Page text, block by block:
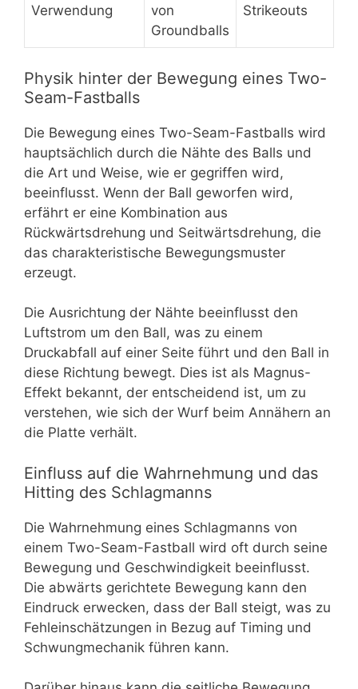
Verwendung
von
Groundballs
Strikeouts
Physik hinter der Bewegung eines Two-
Seam-Fastballs
Die Bewegung eines Two-Seam-Fastballs wird
hauptsächlich durch die Nähte des Balls und
die Art und Weise, wie er gegriffen wird,
beeinflusst. Wenn der Ball geworfen wird,
erfährt er eine Kombination aus
Rückwärtsdrehung und Seitwärtsdrehung, die
das charakteristische Bewegungsmuster
erzeugt.
Die Ausrichtung der Nähte beeinflusst den
Luftstrom um den Ball, was zu einem
Druckabfall auf einer Seite führt und den Ball in
diese Richtung bewegt. Dies ist als Magnus-
Effekt bekannt, der entscheidend ist, um zu
verstehen, wie sich der Wurf beim Annähern an
die Platte verhält.
Einfluss auf die Wahrnehmung und das
Hitting des Schlagmanns
Die Wahrnehmung eines Schlagmanns von
einem Two-Seam-Fastball wird oft durch seine
Bewegung und Geschwindigkeit beeinflusst.
Die abwärts gerichtete Bewegung kann den
Eindruck erwecken, dass der Ball steigt, was zu
Fehleinschätzungen in Bezug auf Timing und
Schwungmechanik führen kann.